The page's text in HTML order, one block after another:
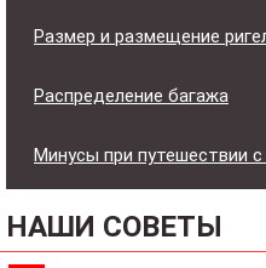
Размер и размещение
Распределение багажа
Минусы при путешествии
НАШИ СОВЕТЫ